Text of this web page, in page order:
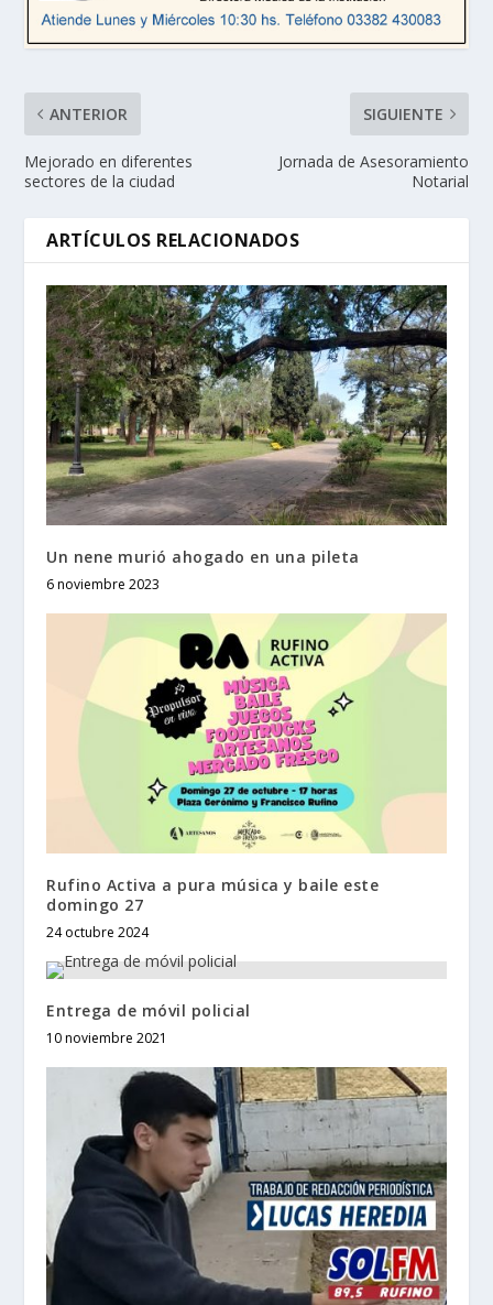
ANTERIOR
Mejorado en diferentes
sectores de la ciudad
SIGUIENTE
Jornada de Asesoramiento
Notarial
ARTÍCULOS RELACIONADOS
Un nene murió ahogado en una pileta
6 noviembre 2023
Rufino Activa a pura música y baile este
domingo 27
24 octubre 2024
Entrega de móvil policial
10 noviembre 2021